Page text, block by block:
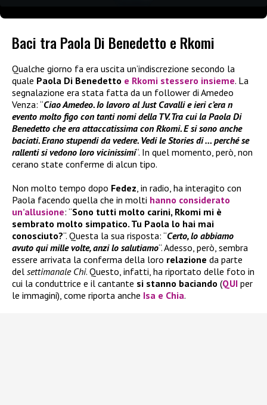
Baci tra Paola Di Benedetto e Rkomi
Qualche giorno fa era uscita un’indiscrezione secondo la
quale Paola Di Benedetto e Rkomi stessero insieme. La
segnalazione era stata fatta da un follower di Amedeo
Venza: “Ciao Amedeo. Io lavoro al Just Cavalli e ieri c’era n
evento molto figo con tanti nomi della TV. Tra cui la Paola Di
Benedetto che era attaccatissima con Rkomi. E si sono anche
baciati. Erano stupendi da vedere. Vedi le Stories di … perché se
rallenti si vedono loro vicinissimi“. In quel momento, però, non
cerano state conferme di alcun tipo.
Non molto tempo dopo Fedez, in radio, ha interagito con
Paola facendo quella che in molti hanno considerato
un’allusione: “Sono tutti molto carini, Rkomi mi è
sembrato molto simpatico. Tu Paola lo hai mai
conosciuto?“. Questa la sua risposta: “Certo, lo abbiamo
avuto qui mille volte, anzi lo salutiamo“. Adesso, però, sembra
essere arrivata la conferma della loro relazione da parte
del settimanale Chi. Questo, infatti, ha riportato delle foto in
cui la conduttrice e il cantante si stanno baciando (QUI per
le immagini), come riporta anche Isa e Chia.